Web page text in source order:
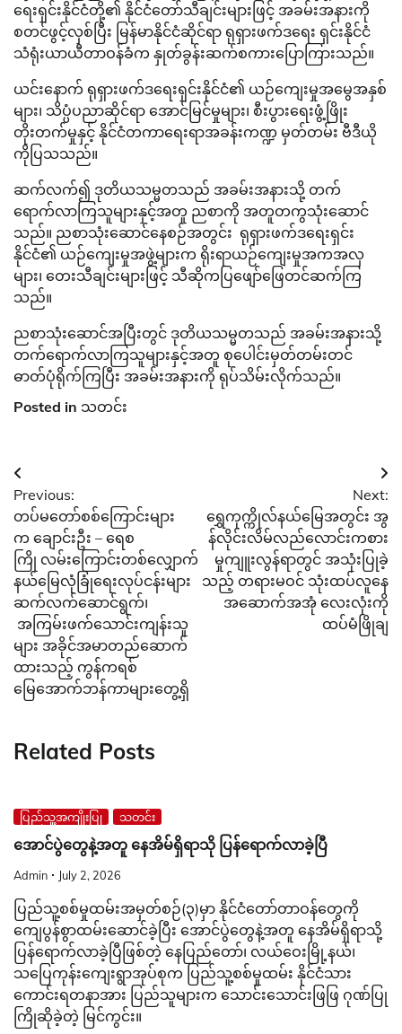
ရေးရှင်းနိုင်ငံတို့၏ နိုင်ငံတော်သီချင်းများဖြင့် အခမ်းအနားကို
စတင်ဖွင့်လှစ်ပြီး မြန်မာနိုင်ငံဆိုင်ရာ ရုရှားဖက်ဒရေး ရှင်းနိုင်ငံ
သံရုံးယာယီတာဝန်ခံက နှုတ်ခွန်းဆက်စကားပြောကြားသည်။
ယင်းနောက် ရုရှားဖက်ဒရေးရှင်းနိုင်ငံ၏ ယဉ်ကျေးမှုအမွေအနှစ်
များ၊ သိပ္ပံပညာဆိုင်ရာ အောင်မြင်မှုများ၊ စီးပွားရေးဖွံ့ဖြိုး
တိုးတက်မှုနှင့် နိုင်ငံတကာရေးရာအခန်းကဏ္ဍ မှတ်တမ်း ဗီဒီယို
ကိုပြသသည်။
ဆက်လက်၍ ဒုတိယသမ္မတသည် အခမ်းအနားသို့ တက်
ရောက်လာကြသူများနှင့်အတူ ညစာကို အတူတကွသုံးဆောင်
သည်။ ညစာသုံးဆောင်နေစဉ်အတွင်း ရုရှားဖက်ဒရေးရှင်း
နိုင်ငံ၏ ယဉ်ကျေးမှုအဖွဲ့များက ရိုးရာယဉ်ကျေးမှုအကအလှ
များ၊ တေးသီချင်းများဖြင့် သီဆိုကပြဖျော်ဖြေတင်ဆက်ကြ
သည်။
ညစာသုံးဆောင်အပြီးတွင် ဒုတိယသမ္မတသည် အခမ်းအနားသို့
တက်ရောက်လာကြသူများနှင့်အတူ စုပေါင်းမှတ်တမ်းတင်
ဓာတ်ပုံရိုက်ကြပြီး အခမ်းအနားကို ရုပ်သိမ်းလိုက်သည်။
Posted in သတင်း
Post
navigation
Previous:
တပ်မတော်စစ်ကြောင်းများ
က ချောင်းဦး – ရေစ
ကြို လမ်းကြောင်းတစ်လျှောက်
နယ်မြေလုံခြုံရေးလုပ်ငန်းများ
ဆက်လက်ဆောင်ရွက်၊
အကြမ်းဖက်သောင်းကျန်းသူ
များ အခိုင်အမာတည်ဆောက်
ထားသည့် ကွန်ကရစ်
မြေအောက်ဘန်ကာများတွေ့ရှိ
Next:
ရွှေကုက္ကိုလ်နယ်မြေအတွင်း အွ
န်လိုင်းလိမ်လည်လောင်းကစား
မှုကျူးလွန်ရာတွင် အသုံးပြုခဲ့
သည့် တရားမဝင် သုံးထပ်လူနေ
အဆောက်အအုံ လေးလုံးကို
ထပ်မံဖြိုချ
Related Posts
ပြည်သူ့အကျိုးပြု သတင်း
အောင်ပွဲတွေနဲ့အတူ နေအိမ်ရှိရာသို ပြန်ရောက်လာခဲ့ပြီ
Admin July 2, 2026
ပြည်သူ့စစ်မှုထမ်းအမှတ်စဉ်(၃)မှာ နိုင်ငံတော်တာဝန်တွေကို
ကျေပွန်စွာထမ်းဆောင်ခဲ့ပြီး အောင်ပွဲတွေနဲ့အတူ နေအိမ်ရှိရာသို့
ပြန်ရောက်လာခဲ့ပြီဖြစ်တဲ့ နေပြည်တော်၊ လယ်ဝေးမြို့နယ်၊
သပြေကုန်းကျေးရွာအုပ်စုက ပြည်သူ့စစ်မှုထမ်း နိုင်ငံသား
ကောင်းရတနာအား ပြည်သူများက သောင်းသောင်းဖြဖြ ဂုဏ်ပြု
ကြိုဆိုခဲ့တဲ့ မြင်ကွင်း။